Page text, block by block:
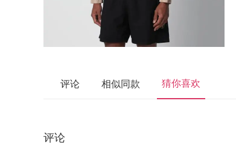
评论 相似同款 猜你喜欢
评论